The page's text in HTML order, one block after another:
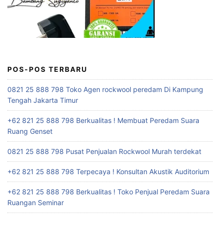
POS-POS TERBARU
0821 25 888 798 Toko Agen rockwool peredam Di Kampung
Tengah Jakarta Timur
+62 821 25 888 798 Berkualitas ! Membuat Peredam Suara
Ruang Genset
0821 25 888 798 Pusat Penjualan Rockwool Murah terdekat
+62 821 25 888 798 Terpecaya ! Konsultan Akustik Auditorium
+62 821 25 888 798 Berkualitas ! Toko Penjual Peredam Suara
Ruangan Seminar